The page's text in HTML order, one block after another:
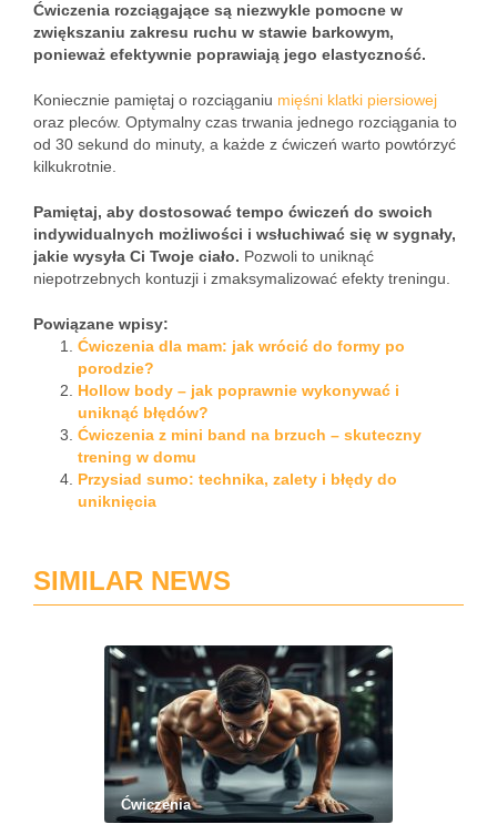
Ćwiczenia rozciągające są niezwykle pomocne w
zwiększaniu zakresu ruchu w stawie barkowym,
ponieważ efektywnie poprawiają jego elastyczność.
Koniecznie pamiętaj o rozciąganiu mięśni klatki piersiowej
oraz pleców. Optymalny czas trwania jednego rozciągania to
od 30 sekund do minuty, a każde z ćwiczeń warto powtórzyć
kilkukrotnie.
Pamiętaj, aby dostosować tempo ćwiczeń do swoich
indywidualnych możliwości i wsłuchiwać się w sygnały,
jakie wysyła Ci Twoje ciało. Pozwoli to uniknąć
niepotrzebnych kontuzji i zmaksymalizować efekty treningu.
Powiązane wpisy:
Ćwiczenia dla mam: jak wrócić do formy po
porodzie?
Hollow body – jak poprawnie wykonywać i
uniknąć błędów?
Ćwiczenia z mini band na brzuch – skuteczny
trening w domu
Przysiad sumo: technika, zalety i błędy do
uniknięcia
SIMILAR NEWS
Ćwiczenia